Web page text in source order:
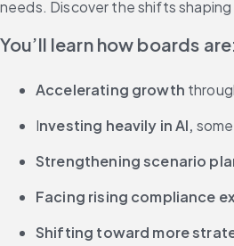
needs. Discover the shifts
You’ll learn how boards
Accelerating growth
Investing heavily in AI,
Strengthening scenario
Facing rising compliance
Shifting toward more